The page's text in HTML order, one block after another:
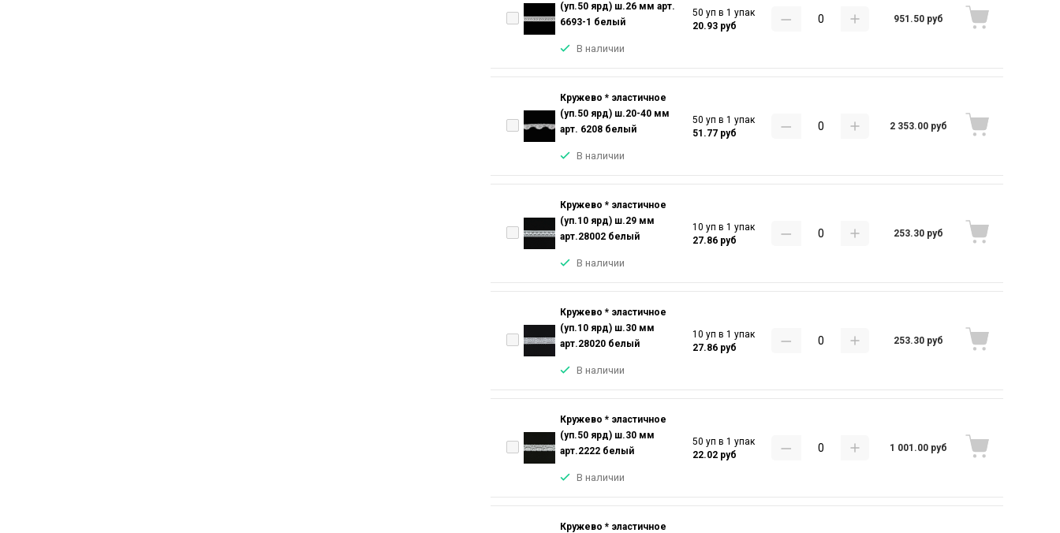
(уп.50 ярд) ш.26 мм арт.
6693-1 белый
В наличии
50 уп в 1 упак
20.93 руб
951.50 руб
Кружево * эластичное
(уп.50 ярд) ш.20-40 мм
арт. 6208 белый
В наличии
50 уп в 1 упак
51.77 руб
2 353.00 руб
Кружево * эластичное
(уп.10 ярд) ш.29 мм
арт.28002 белый
В наличии
10 уп в 1 упак
27.86 руб
253.30 руб
Кружево * эластичное
(уп.10 ярд) ш.30 мм
арт.28020 белый
В наличии
10 уп в 1 упак
27.86 руб
253.30 руб
Кружево * эластичное
(уп.50 ярд) ш.30 мм
арт.2222 белый
В наличии
50 уп в 1 упак
22.02 руб
1 001.00 руб
Кружево * эластичное